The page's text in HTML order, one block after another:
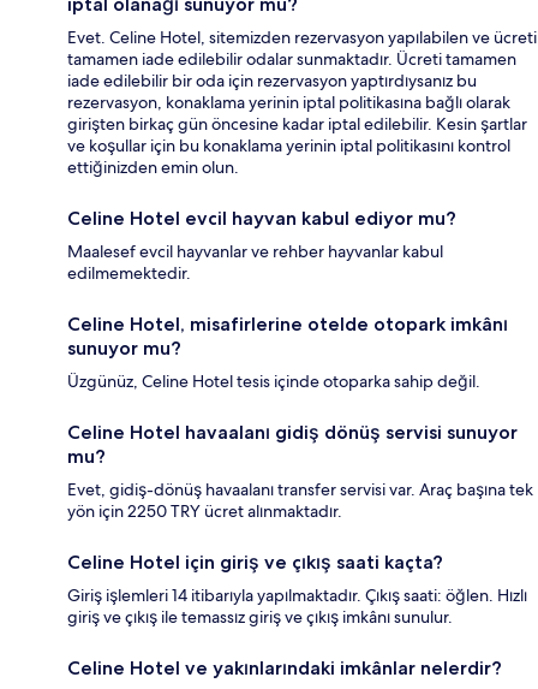
Evet. Celine Hotel, sitemizden rezervasyon yapılabilen ve ücreti
tamamen iade edilebilir odalar sunmaktadır. Ücreti tamamen
iade edilebilir bir oda için rezervasyon yaptırdıysanız bu
rezervasyon, konaklama yerinin iptal politikasına bağlı olarak
girişten birkaç gün öncesine kadar iptal edilebilir. Kesin şartlar
ve koşullar için bu konaklama yerinin iptal politikasını kontrol
ettiğinizden emin olun.
Celine Hotel evcil hayvan kabul ediyor mu?
Maalesef evcil hayvanlar ve rehber hayvanlar kabul
edilmemektedir.
Celine Hotel, misafirlerine otelde otopark imkânı
sunuyor mu?
Üzgünüz, Celine Hotel tesis içinde otoparka sahip değil.
Celine Hotel havaalanı gidiş dönüş servisi sunuyor
mu?
Evet, gidiş-dönüş havaalanı transfer servisi var. Araç başına tek
yön için 2250 TRY ücret alınmaktadır.
Celine Hotel için giriş ve çıkış saati kaçta?
Giriş işlemleri 14 itibarıyla yapılmaktadır. Çıkış saati: öğlen. Hızlı
giriş ve çıkış ile temassız giriş ve çıkış imkânı sunulur.
Celine Hotel ve yakınlarındaki imkânlar nelerdir?